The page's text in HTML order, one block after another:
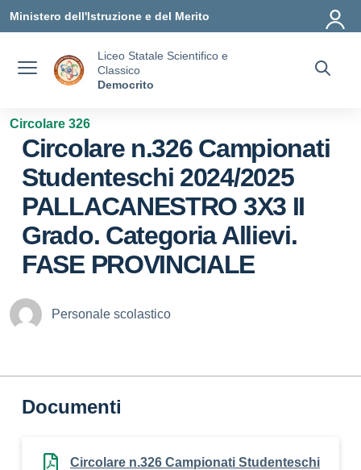
Ministero dell'Istruzione e del Merito
Liceo Statale Scientifico e
Classico
Democrito
Circolare 326
Circolare n.326 Campionati
Studenteschi 2024/2025
PALLACANESTRO 3X3 II
Grado. Categoria Allievi.
FASE PROVINCIALE
Personale scolastico
Documenti
Circolare n.326 Campionati Studenteschi